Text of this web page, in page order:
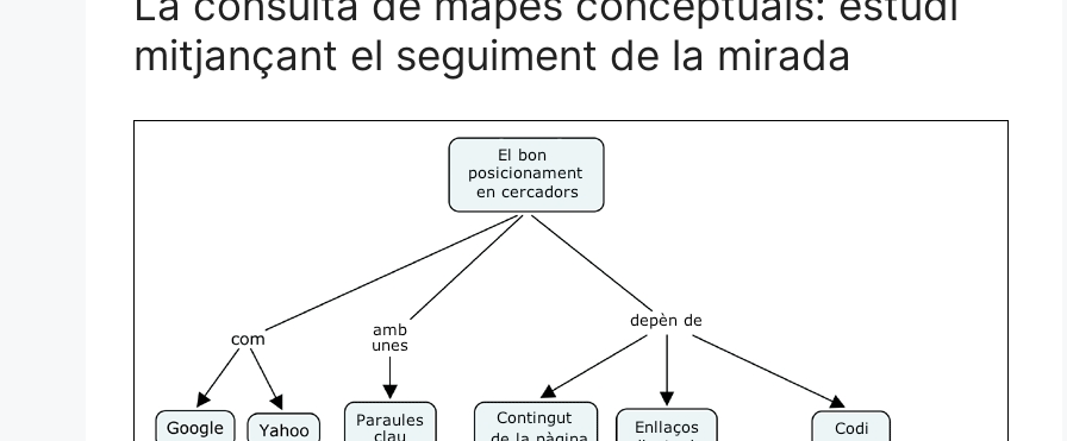
mitjançant el seguiment de la mirada